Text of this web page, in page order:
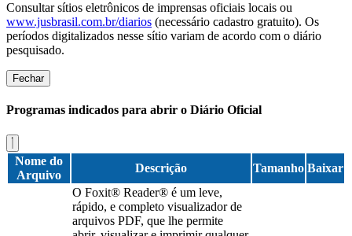
Consultar sítios eletrônicos de imprensas oficiais locais ou
www.jusbrasil.com.br/diarios (necessário cadastro gratuito). Os
períodos digitalizados nesse sítio variam de acordo com o diário
pesquisado.
Fechar
Programas indicados para abrir o Diário Oficial
Nome do
Arquivo
Descrição Tamanho Baixar
O Foxit® Reader® é um leve,
rápido, e completo visualizador de
arquivos PDF, que lhe permite